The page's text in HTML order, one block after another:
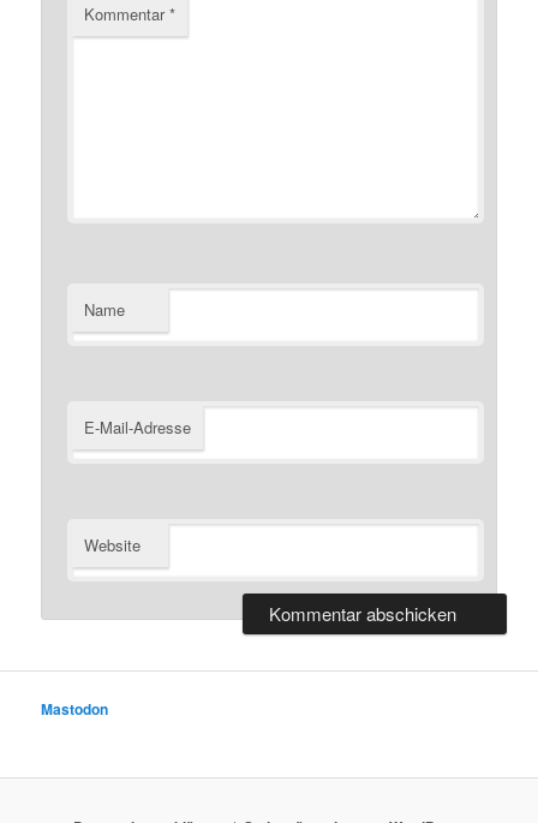
Kommentar*
Name
E-Mail-Adresse
Website
Mastodon